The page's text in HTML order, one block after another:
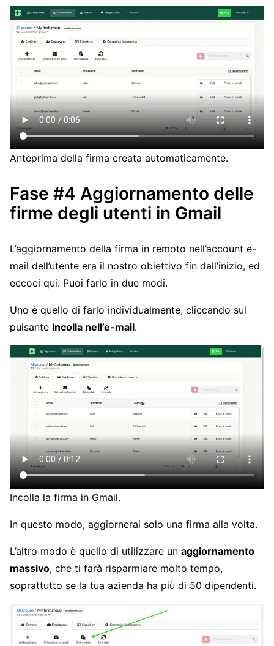
Anteprima della firma creata automaticamente.
Fase #4 Aggiornamento delle
firme degli utenti in Gmail
L’aggiornamento della firma in remoto nell’account e-
mail dell’utente era il nostro obiettivo fin dall’inizio, ed
eccoci qui. Puoi farlo in due modi.
Uno è quello di farlo individualmente, cliccando sul
pulsante Incolla nell’e-mail.
Incolla la firma in Gmail.
In questo modo, aggiornerai solo una firma alla volta.
L’altro modo è quello di utilizzare un aggiornamento
massivo, che ti farà risparmiare molto tempo,
soprattutto se la tua azienda ha più di 50 dipendenti.